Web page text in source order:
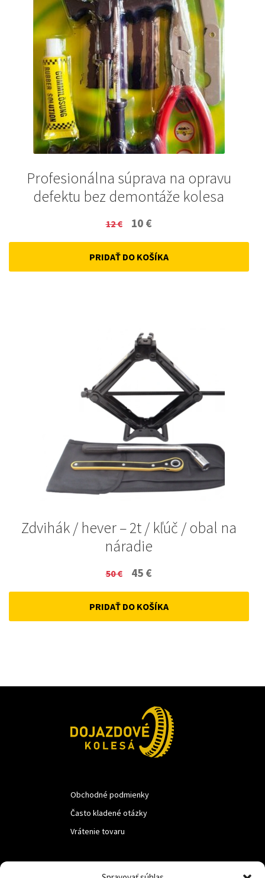
Profesionálna súprava na opravu
defektu bez demontáže kolesa
12€
Original
price
was:
10 €
price
is:
PRIDAŤ DO KOŠÍKA
Zdvihák / hever – 2t / kľúč / obal na
náradie
50€
Original
price
was:
45 €
price
is:
PRIDAŤ DO KOŠÍKA
Obchodné podmienky
Často kladené otázky
Vrátenie tovaru